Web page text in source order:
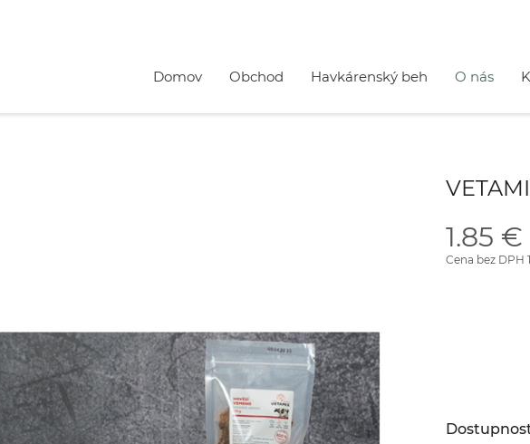
Domov Obchod Havkárenský beh O nás
1.85 €
Cena bez DPH